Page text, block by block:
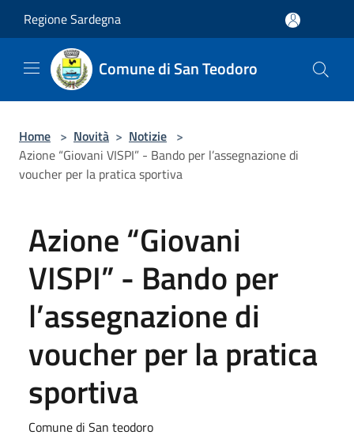
Regione Sardegna
Comune di San Teodoro
Home > Novità > Notizie >
Azione “Giovani VISPI” - Bando per l’assegnazione di
voucher per la pratica sportiva
Azione “Giovani
VISPI” - Bando per
l’assegnazione di
voucher per la pratica
sportiva
Comune di San teodoro